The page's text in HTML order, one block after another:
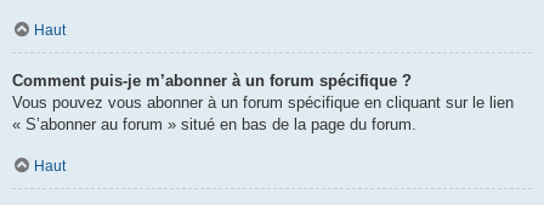
Haut
Comment puis-je m’abonner à un forum spécifique ?
Vous pouvez vous abonner à un forum spécifique en cliquant sur le lien
« S’abonner au forum » situé en bas de la page du forum.
Haut